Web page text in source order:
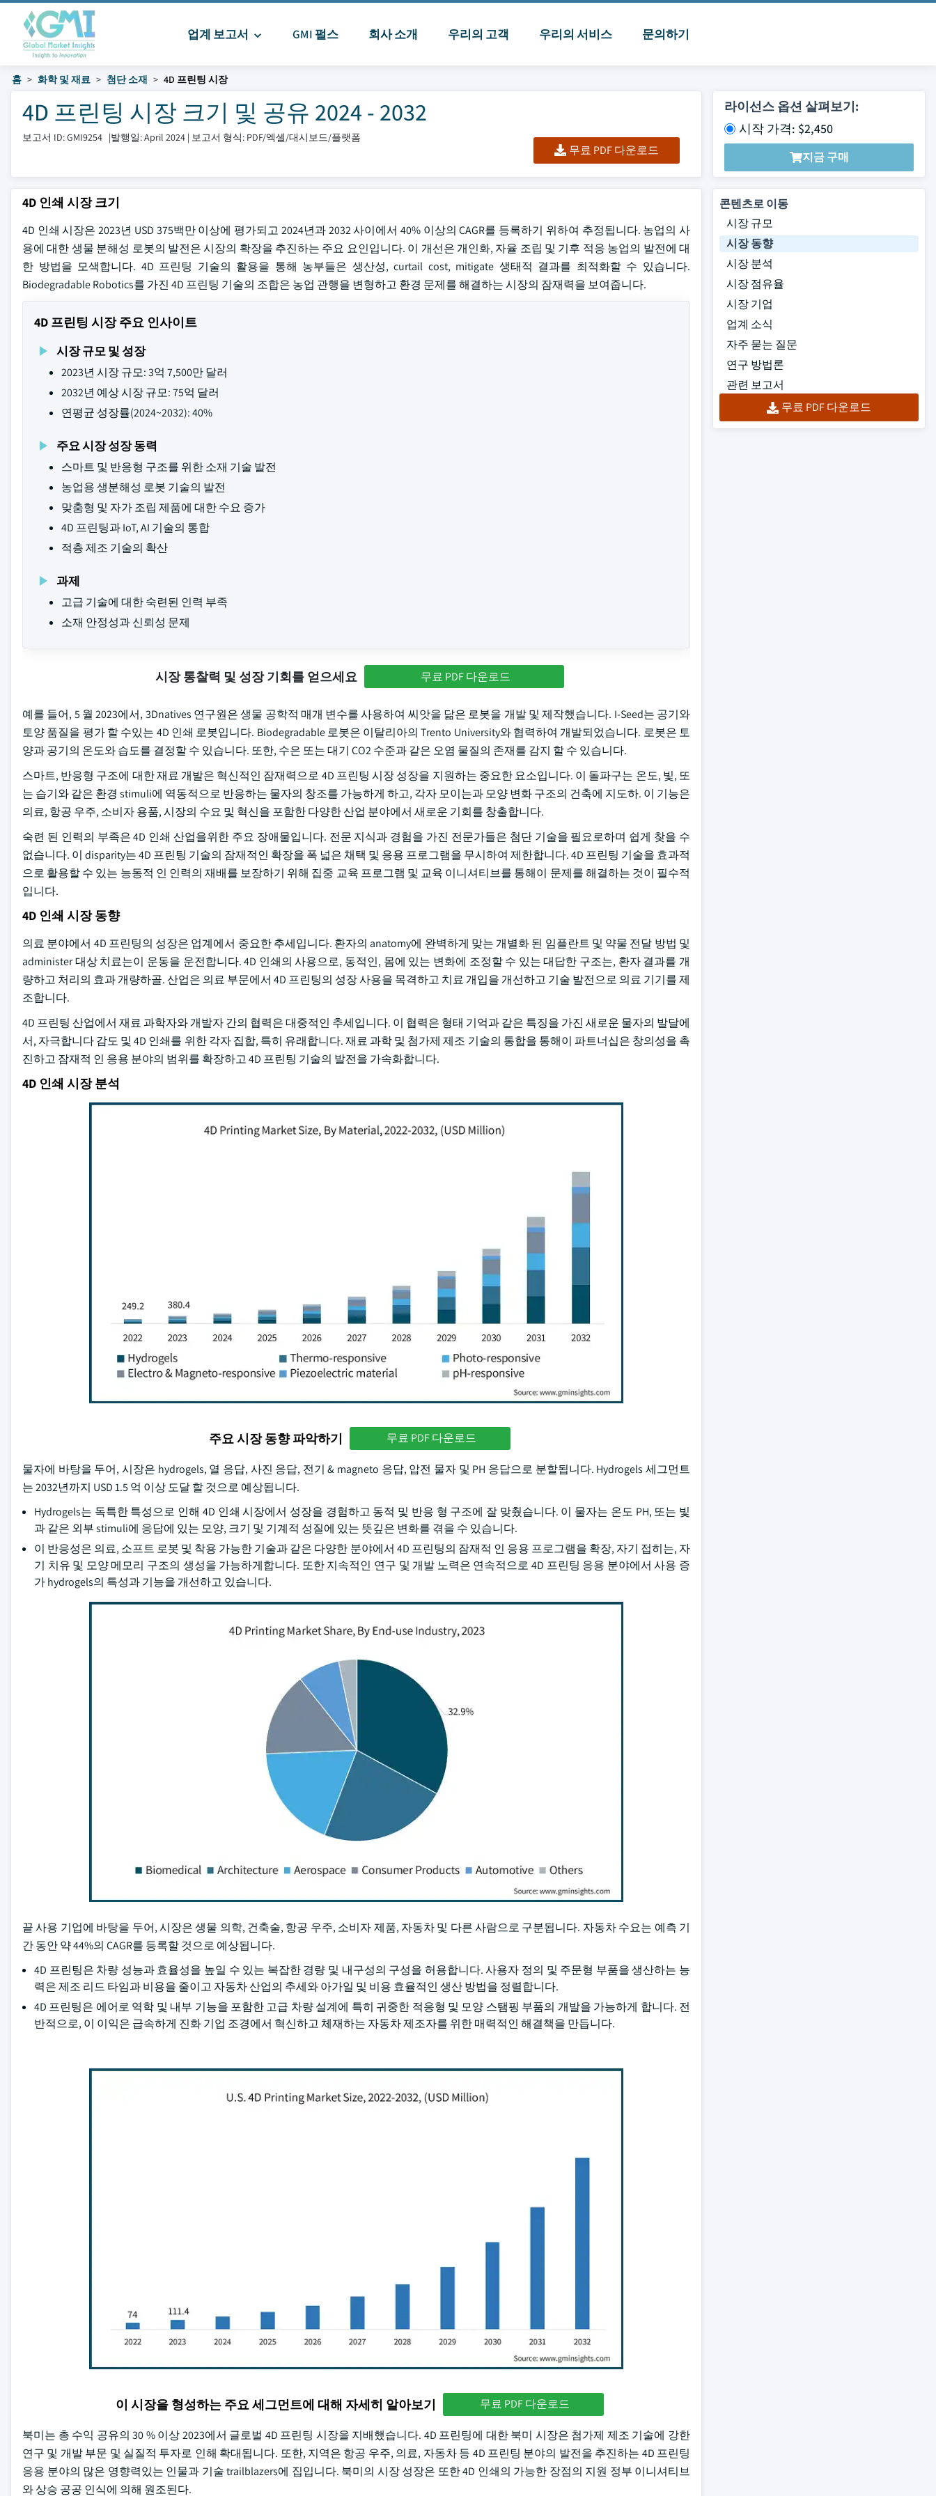
업계 보고서 GMI 펄스 회사 소개 우리의 고객 우리의 서비스 문의하기
홈 화학 및 재료 첨단 소재 4D 프린팅 시장
4D 프린팅 시장 크기 및 공유 2024 - 2032
보고서 ID: GMI9254 |발행일: April 2024 | 보고서 형식: PDF/엑셀/대시보드/플랫폼
무료 PDF 다운로드
라이선스 옵션 살펴보기:
시작 가격: $2,450
지금 구매
4D 인쇄 시장 크기
4D 인쇄 시장은 2023년 USD 375백만 이상에 평가되고 2024년과 2032 사이에서 40% 이상의 CAGR를 등록하기 위하여 추정됩니다. 농업의 사
용에 대한 생물 분해성 로봇의 발전은 시장의 확장을 추진하는 주요 요인입니다. 이 개선은 개인화, 자율 조립 및 기후 적응 농업의 발전에 대
한 방법을 모색합니다. 4D 프린팅 기술의 활용을 통해 농부들은 생산성, curtail cost, mitigate 생태적 결과를 최적화할 수 있습니다.
Biodegradable Robotics를 가진 4D 프린팅 기술의 조합은 농업 관행을 변형하고 환경 문제를 해결하는 시장의 잠재력을 보여줍니다.
4D 프린팅 시장 주요 인사이트
시장 규모 및 성장
2023년 시장 규모: 3억 7,500만 달러
2032년 예상 시장 규모: 75억 달러
연평균 성장률(2024~2032): 40%
주요 시장 성장 동력
스마트 및 반응형 구조를 위한 소재 기술 발전
농업용 생분해성 로봇 기술의 발전
맞춤형 및 자가 조립 제품에 대한 수요 증가
4D 프린팅과 IoT, AI 기술의 통합
적층 제조 기술의 확산
과제
고급 기술에 대한 숙련된 인력 부족
소재 안정성과 신뢰성 문제
시장 통찰력 및 성장 기회를 얻으세요 무료 PDF 다운로드
예를 들어, 5 월 2023에서, 3Dnatives 연구원은 생물 공학적 매개 변수를 사용하여 씨앗을 닮은 로봇을 개발 및 제작했습니다. I-Seed는 공기와
토양 품질을 평가 할 수있는 4D 인쇄 로봇입니다. Biodegradable 로봇은 이탈리아의 Trento University와 협력하여 개발되었습니다. 로봇은 토
양과 공기의 온도와 습도를 결정할 수 있습니다. 또한, 수은 또는 대기 CO2 수준과 같은 오염 물질의 존재를 감지 할 수 있습니다.
스마트, 반응형 구조에 대한 재료 개발은 혁신적인 잠재력으로 4D 프린팅 시장 성장을 지원하는 중요한 요소입니다. 이 돌파구는 온도, 빛, 또
는 습기와 같은 환경 stimuli에 역동적으로 반응하는 물자의 창조를 가능하게 하고, 각자 모이는과 모양 변화 구조의 건축에 지도하. 이 기능은
의료, 항공 우주, 소비자 용품, 시장의 수요 및 혁신을 포함한 다양한 산업 분야에서 새로운 기회를 창출합니다.
숙련 된 인력의 부족은 4D 인쇄 산업을위한 주요 장애물입니다. 전문 지식과 경험을 가진 전문가들은 첨단 기술을 필요로하며 쉽게 찾을 수
없습니다. 이 disparity는 4D 프린팅 기술의 잠재적인 확장을 폭 넓은 채택 및 응용 프로그램을 무시하여 제한합니다. 4D 프린팅 기술을 효과적
으로 활용할 수 있는 능동적 인 인력의 재배를 보장하기 위해 집중 교육 프로그램 및 교육 이니셔티브를 통해이 문제를 해결하는 것이 필수적
입니다.
4D 인쇄 시장 동향
의료 분야에서 4D 프린팅의 성장은 업계에서 중요한 추세입니다. 환자의 anatomy에 완벽하게 맞는 개별화 된 임플란트 및 약물 전달 방법 및
administer 대상 치료는이 운동을 운전합니다. 4D 인쇄의 사용으로, 동적인, 몸에 있는 변화에 조정할 수 있는 대답한 구조는, 환자 결과를 개
량하고 처리의 효과 개량하골. 산업은 의료 부문에서 4D 프린팅의 성장 사용을 목격하고 치료 개입을 개선하고 기술 발전으로 의료 기기를 제
조합니다.
4D 프린팅 산업에서 재료 과학자와 개발자 간의 협력은 대중적인 추세입니다. 이 협력은 형태 기억과 같은 특징을 가진 새로운 물자의 발달에
서, 자극합니다 감도 및 4D 인쇄를 위한 각자 집합, 특히 유래합니다. 재료 과학 및 첨가제 제조 기술의 통합을 통해이 파트너십은 창의성을 촉
진하고 잠재적 인 응용 분야의 범위를 확장하고 4D 프린팅 기술의 발전을 가속화합니다.
4D 인쇄 시장 분석
주요 시장 동향 파악하기 무료 PDF 다운로드
물자에 바탕을 두어, 시장은 hydrogels, 열 응답, 사진 응답, 전기 & magneto 응답, 압전 물자 및 PH 응답으로 분할됩니다. Hydrogels 세그먼트
는 2032년까지 USD 1.5 억 이상 도달 할 것으로 예상됩니다.
Hydrogels는 독특한 특성으로 인해 4D 인쇄 시장에서 성장을 경험하고 동적 및 반응 형 구조에 잘 맞췄습니다. 이 물자는 온도 PH, 또는 빛
과 같은 외부 stimuli에 응답에 있는 모양, 크기 및 기계적 성질에 있는 뜻깊은 변화를 겪을 수 있습니다.
이 반응성은 의료, 소프트 로봇 및 착용 가능한 기술과 같은 다양한 분야에서 4D 프린팅의 잠재적 인 응용 프로그램을 확장, 자기 접히는, 자
기 치유 및 모양 메모리 구조의 생성을 가능하게합니다. 또한 지속적인 연구 및 개발 노력은 연속적으로 4D 프린팅 응용 분야에서 사용 증
가 hydrogels의 특성과 기능을 개선하고 있습니다.
끝 사용 기업에 바탕을 두어, 시장은 생물 의학, 건축술, 항공 우주, 소비자 제품, 자동차 및 다른 사람으로 구분됩니다. 자동차 수요는 예측 기
간 동안 약 44%의 CAGR를 등록할 것으로 예상됩니다.
4D 프린팅은 차량 성능과 효율성을 높일 수 있는 복잡한 경량 및 내구성의 구성을 허용합니다. 사용자 정의 및 주문형 부품을 생산하는 능
력은 제조 리드 타임과 비용을 줄이고 자동차 산업의 추세와 아가일 및 비용 효율적인 생산 방법을 정렬합니다.
4D 프린팅은 에어로 역학 및 내부 기능을 포함한 고급 차량 설계에 특히 귀중한 적응형 및 모양 스탬핑 부품의 개발을 가능하게 합니다. 전
반적으로, 이 이익은 급속하게 진화 기업 조경에서 혁신하고 체재하는 자동차 제조자를 위한 매력적인 해결책을 만듭니다.
이 시장을 형성하는 주요 세그먼트에 대해 자세히 알아보기 무료 PDF 다운로드
북미는 총 수익 공유의 30 % 이상 2023에서 글로벌 4D 프린팅 시장을 지배했습니다. 4D 프린팅에 대한 북미 시장은 첨가제 제조 기술에 강한
연구 및 개발 부문 및 실질적 투자로 인해 확대됩니다. 또한, 지역은 항공 우주, 의료, 자동차 등 4D 프린팅 분야의 발전을 추진하는 4D 프린팅
응용 분야의 많은 영향력있는 인물과 기술 trailblazers에 집입니다. 북미의 시장 성장은 또한 4D 인쇄의 가능한 장점의 지원 정부 이니셔티브
와 상승 공공 인식에 의해 원조된다.
콘텐츠로 이동
시장 규모
시장 동향
시장 분석
시장 점유율
시장 기업
업계 소식
자주 묻는 질문
연구 방법론
관련 보고서
무료 PDF 다운로드